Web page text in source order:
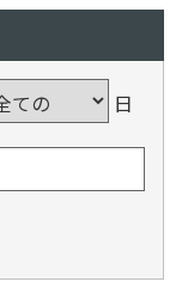
日